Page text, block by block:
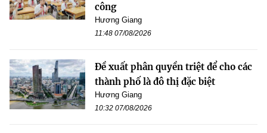
công
Hương Giang
11:48 07/08/2026
Đề xuất phân quyền triệt để cho các
thành phố là đô thị đặc biệt
Hương Giang
10:32 07/08/2026